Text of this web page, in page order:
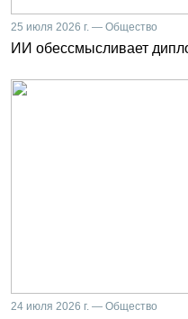
25 июля 2026 г. — Общество
ИИ обессмысливает
24 июля 2026 г. — Общество